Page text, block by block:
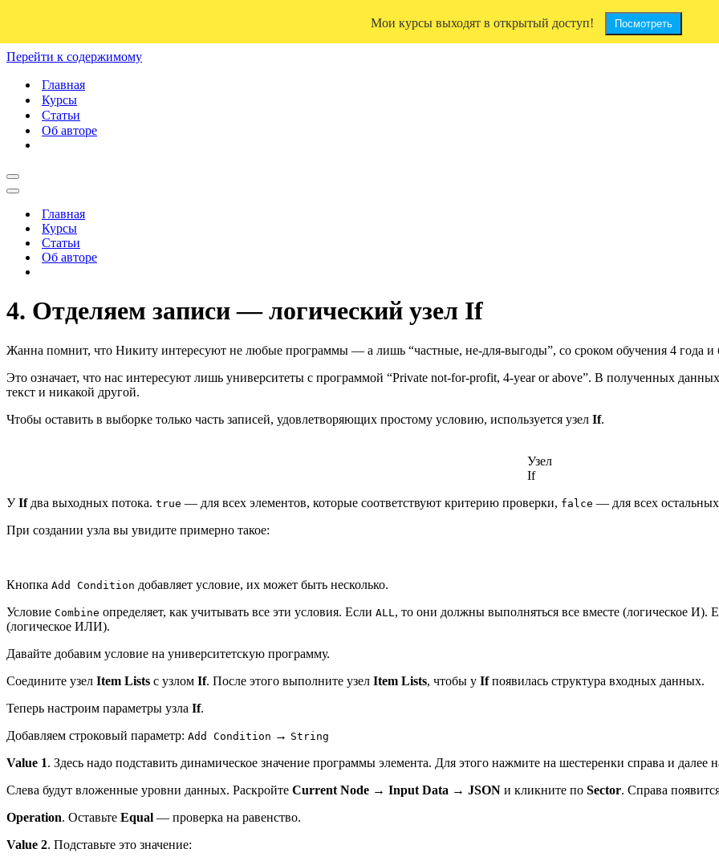
Перейти к содержимому
Главная
Курсы
Статьи
Об авторе
Меню
навигации
Меню
навигацииГлавная
Курсы
Статьи
Об авторе
4. Отделяем записи — логический узел If
Жанна помнит, что Никиту интересуют не любые программы — а лишь “частные, не-для-выгоды”, со сроком обучения 4 года и
Это означает, что нас интересуют лишь университеты с программой “Private not-for-profit, 4-year or above”. В полученных
текст и никакой другой.
Чтобы оставить в выборке только часть записей, удовлетворяющих простому условию, используется узел If.
Узел
If
УIfдва выходных потока. true — для всех элементов, которые соответствуют критерию проверки, falce — для всех
При создании узла вы увидите примерно такое:
Кнопка Add Condition добавляет условие, их может быть несколько.
Условие Combine определяет, как учитывать все эти условия. Если ALL , то они должны выполняться все вместе (логическое И).
(логическое ИЛИ).
Давайте добавим условие на университетскую программу.
Соедините узел Item Lists с узлом If. После этого выполните узел Item Lists, чтобы у Ifпоявилась структура входных данных.
Теперь настроим параметры узла If.
Добавляем строковый параметр: Add Condition → String
Value 1. Здесь надо подставить динамическое значение программы элемента. Для этого нажмите на шестеренки справа и далее
Слева будут вложенные уровни данных. Раскройте Current Node → Input Data → JSON и кликните по Sector. Справа
Operation. Оставьте Equal — проверка на равенство.
Value 2. Подставьте это значение:
Мои курсы выходят в открытый доступ! Посмотреть